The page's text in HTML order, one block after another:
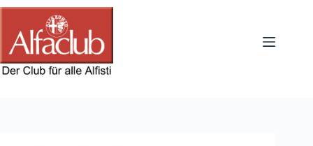
Zum
springen